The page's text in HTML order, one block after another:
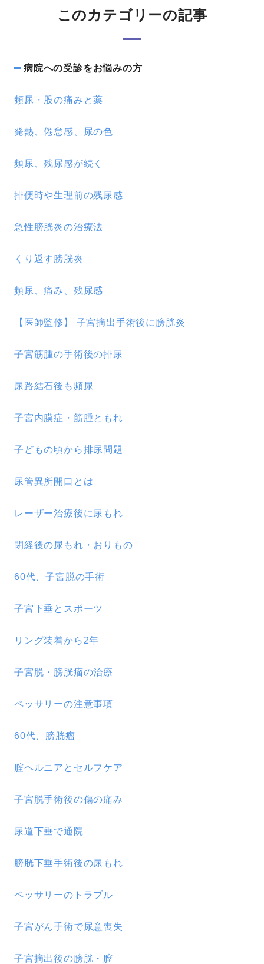
このカテゴリーの記事
病院への受診をお悩みの方
頻尿・股の痛みと薬
発熱、倦怠感、尿の色
頻尿、残尿感が続く
排便時や生理前の残尿感
急性膀胱炎の治療法
くり返す膀胱炎
頻尿、痛み、残尿感
【医師監修】 子宮摘出手術後に膀胱炎
子宮筋腫の手術後の排尿
尿路結石後も頻尿
子宮内膜症・筋腫ともれ
子どもの頃から排尿問題
尿管異所開口とは
レーザー治療後に尿もれ
閉経後の尿もれ・おりもの
60代、子宮脱の手術
子宮下垂とスポーツ
リング装着から2年
子宮脱・膀胱瘤の治療
ペッサリーの注意事項
60代、膀胱瘤
腟ヘルニアとセルフケア
子宮脱手術後の傷の痛み
尿道下垂で通院
膀胱下垂手術後の尿もれ
ペッサリーのトラブル
子宮がん手術で尿意喪失
子宮摘出後の膀胱・膣